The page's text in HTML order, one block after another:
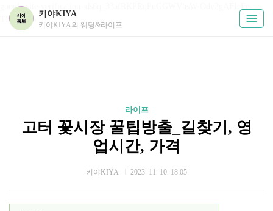
google-site-verification=ds6q_33afRKPRqPuGGWVhsW-Odv2gAFIcFe-
TKUPHos
키야KIYA
키야KIYA의 웨딩&라이프
라이프
고터 꽃시장 꿀팁방출_길찾기, 영
업시간, 가격
키야KIYA 2023. 11. 10. 18:05